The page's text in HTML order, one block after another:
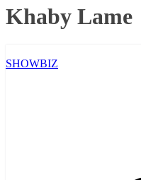
Khaby Lame
SHOWBIZ